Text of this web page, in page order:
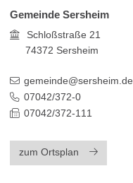
Gemeinde Sersheim
Schloßstraße 21
74372 Sersheim
gemeinde@sersheim.de
07042/372-0
07042/372-111
zum Ortsplan